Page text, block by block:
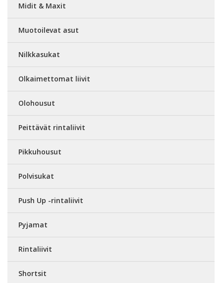
Midit & Maxit
Muotoilevat asut
Nilkkasukat
Olkaimettomat liivit
Olohousut
Peittävät rintaliivit
Pikkuhousut
Polvisukat
Push Up -rintaliivit
Pyjamat
Rintaliivit
Shortsit